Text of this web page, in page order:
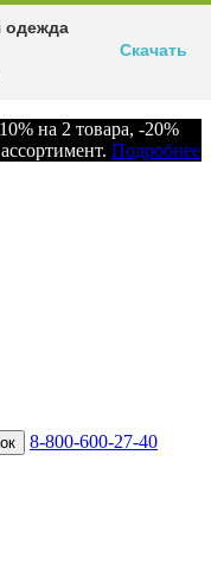
на 2 товара, -20%
Подробнее
8-800-600-27-40
одежда
Скачать